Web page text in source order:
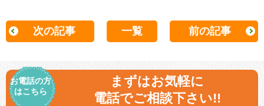
次の記事 一覧 前の記事
お電話の方
はこちら
まずはお気軽に
電話でご相談下さい!!